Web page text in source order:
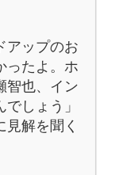
アップのお
ったよ。ホ
智也、イン
しょう」
解を聞く